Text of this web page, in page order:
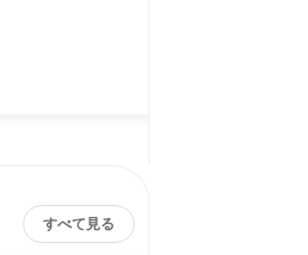
すべて見る